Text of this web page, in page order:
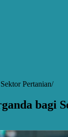
Pertanian
bagi